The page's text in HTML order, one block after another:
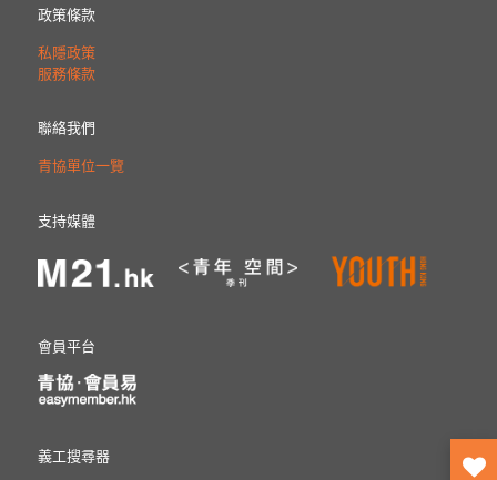
政策條款
私隱政策
服務條款
聯絡我們
青協單位一覽
支持媒體
會員平台
義工搜尋器